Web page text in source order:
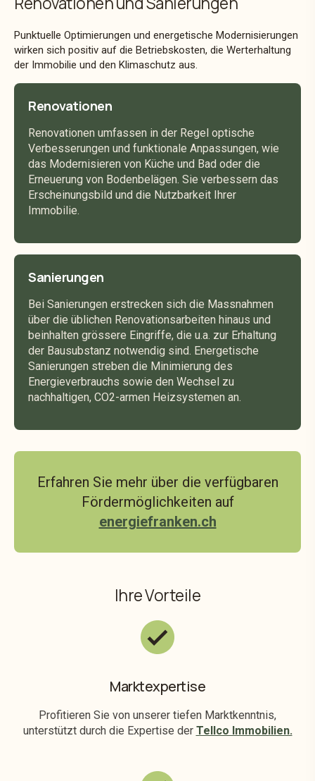
Flexibler Zinssatz, angepasst an den
Geldmarkt
Volle Transparenz durch den SARON-
Referenzzinssatz
Keine feste Laufzeit, maximale
Flexibilität
Punktuelle Optimierungen und energetische Modernisierungen
wirken sich positiv auf die Betriebskosten, die Werterhaltung
der Immobilie und den Klimaschutz aus.
Renovationen
Renovationen umfassen in der Regel optische
Verbesserungen und funktionale Anpassungen, wie
das Modernisieren von Küche und Bad oder die
Erneuerung von Bodenbelägen. Sie verbessern das
Erscheinungsbild und die Nutzbarkeit Ihrer
Immobilie.
Sanierungen
Bei Sanierungen erstrecken sich die Massnahmen
über die üblichen Renovationsarbeiten hinaus und
beinhalten grössere Eingriffe, die u.a. zur Erhaltung
der Bausubstanz notwendig sind. Energetische
Sanierungen streben die Minimierung des
Energieverbrauchs sowie den Wechsel zu
nachhaltigen, CO2-armen Heizsystemen an.
Erfahren Sie mehr über die verfügbaren
Fördermöglichkeiten auf
energiefranken.ch
Ihre Vorteile
Marktexpertise
Profitieren Sie von unserer tiefen Marktkenntnis,
unterstützt durch die Expertise der Tellco Immobilien.